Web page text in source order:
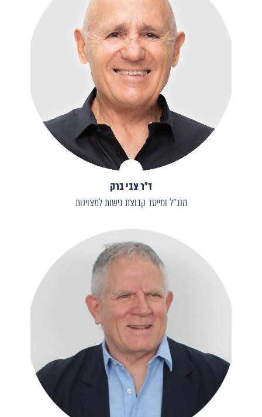
ד״ר צבי ברק
מנכ״ל ומייסד קבוצת גישות למצוינות